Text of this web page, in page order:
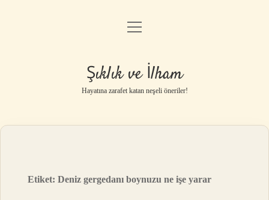
Anasayfa
Gizlilik Politikası
Yasal Uyarı
menüyü
Şıklık ve İlham
Hayatına zarafet katan neşeli öneriler!
Etiket:Deniz gergedanı boynuzu ne işe yarar